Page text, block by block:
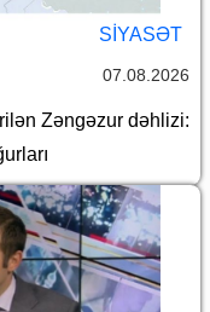
SİYASƏT
07.08.2026
Zəngəzur dəhlizi: